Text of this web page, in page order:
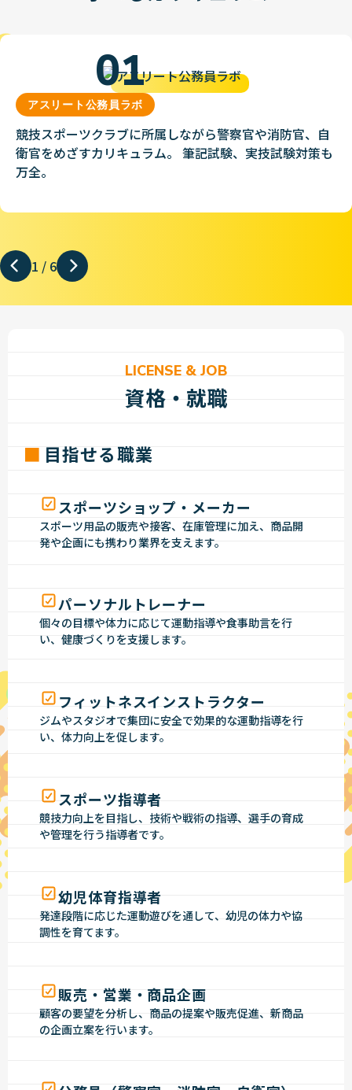
01
アスリート公務員ラボ
競技スポーツクラブに所属しながら警察官や消防官、自
衛官をめざすカリキュラム。 筆記試験、実技試験対策も
万全。
1 / 6
資格・就職
LICENSE & JOB
目指せる職業
スポーツショップ・メーカー
スポーツ用品の販売や接客、在庫管理に加え、商品開
発や企画にも携わり業界を支えます。
パーソナルトレーナー
個々の目標や体力に応じて運動指導や食事助言を行
い、健康づくりを支援します。
フィットネスインストラクター
ジムやスタジオで集団に安全で効果的な運動指導を行
い、体力向上を促します。
スポーツ指導者
競技力向上を目指し、技術や戦術の指導、選手の育成
や管理を行う指導者です。
幼児体育指導者
発達段階に応じた運動遊びを通して、幼児の体力や協
調性を育てます。
販売・営業・商品企画
顧客の要望を分析し、商品の提案や販売促進、新商品
の企画立案を行います。